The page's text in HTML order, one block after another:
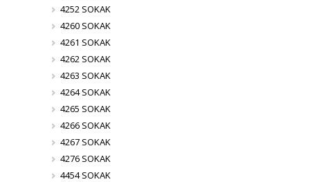
4252 SOKAK
4260 SOKAK
4261 SOKAK
4262 SOKAK
4263 SOKAK
4264 SOKAK
4265 SOKAK
4266 SOKAK
4267 SOKAK
4276 SOKAK
4454 SOKAK